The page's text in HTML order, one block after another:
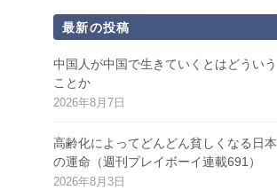
最新の投稿
中国人が中国で生きていくとはどういう
ことか
2026年8月7日
高齢化によってどんどん貧しくなる日本
の運命（週刊プレイボーイ連載691）
2026年8月3日